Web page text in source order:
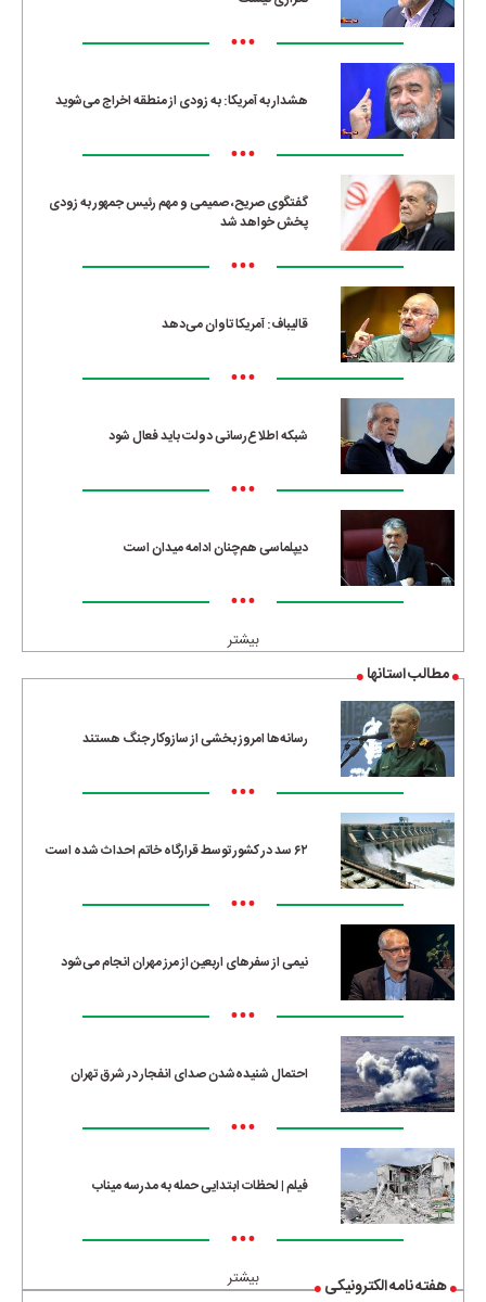
•••
هشدار به آمریکا: به زودی از منطقه اخراج می‌شوید
•••
گفتگوی صریح، صمیمی و مهم رئیس جمهور به زودی
پخش خواهد شد
•••
قالیباف: آمریکا تاوان می‌دهد
•••
شبکه اطلاع‌رسانی دولت باید فعال شود
•••
دیپلماسی هم‌چنان ادامه میدان است
•••
بیشتر
مطالب استانها
رسانه‌ها امروز بخشی از سازوکار جنگ هستند
•••
۶۲ سد در کشور توسط قرارگاه خاتم احداث شده است
•••
نیمی از سفرهای اربعین از مرز مهران انجام می‌شود
•••
احتمال شنیده‌شدن صدای انفجار در شرق تهران
•••
فیلم | لحظات ابتدایی حمله به مدرسه میناب
•••
بیشتر هفته نامه الکترونیکی